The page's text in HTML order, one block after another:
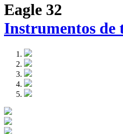
Eagle 32
Instrumentos de